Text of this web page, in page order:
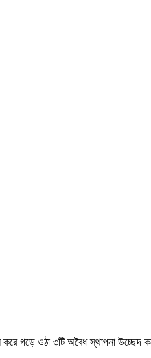
করে গড়ে ওঠা ৩টি অবৈধ স্থাপনা উচ্ছেদ